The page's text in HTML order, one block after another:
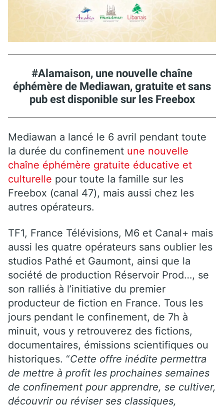
#Alamaison, une nouvelle chaîne
éphémère de Mediawan, gratuite et sans
pub est disponible sur les Freebox
Mediawan a lancé le 6 avril pendant toute
la durée du confinement une nouvelle
chaîne éphémère gratuite éducative et
culturelle pour toute la famille sur les
Freebox (canal 47), mais aussi chez les
autres opérateurs.
TF1, France Télévisions, M6 et Canal+ mais
aussi les quatre opérateurs sans oublier les
studios Pathé et Gaumont, ainsi que la
société de production Réservoir Prod…, se
son ralliés à l’initiative du premier
producteur de fiction en France. Tous les
jours pendant le confinement, de 7h à
minuit, vous y retrouverez des fictions,
documentaires, émissions scientifiques ou
historiques. “Cette offre inédite permettra
de mettre à profit les prochaines semaines
de confinement pour apprendre, se cultiver,
découvrir ou réviser ses classiques,